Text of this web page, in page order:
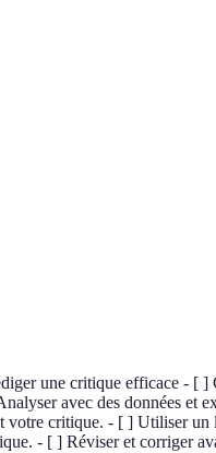
une critique efficace - [ ]
avec des données et
votre critique. - [ ] Utiliser un
- [ ] Réviser et corriger